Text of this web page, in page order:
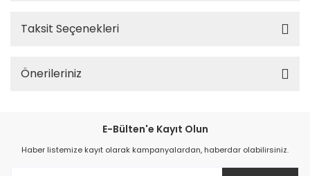
Taksit Seçenekleri
Önerileriniz
E-Bülten'e Kayıt Olun
Haber listemize kayıt olarak kampanyalardan, haberdar olabilirsiniz.